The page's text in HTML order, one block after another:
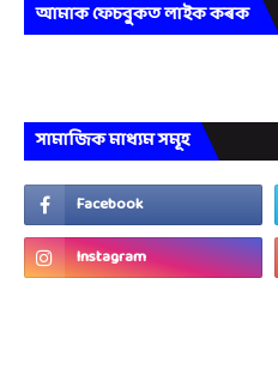
আমাক ফেচবুকত লাইক কৰক
সামাজিক মাধ্যম সমূহ